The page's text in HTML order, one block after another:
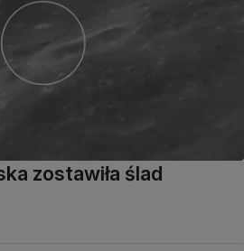
zostawiła ślad